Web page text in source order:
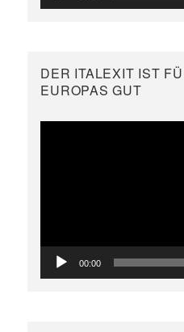
DER ITALEXIT IST
EUROPAS GUT
00:00